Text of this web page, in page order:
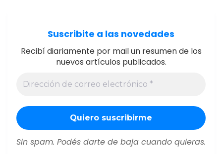
Suscribite a las novedades
Recibí diariamente por mail un resumen de los
nuevos artículos publicados.
Sin spam. Podés darte de baja cuando quieras.